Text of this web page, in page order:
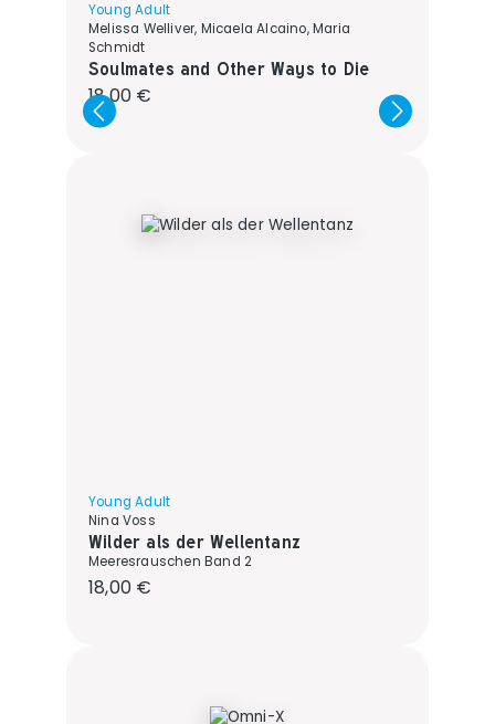
Young Adult
Melissa Welliver, Micaela Alcaino, Maria
Schmidt
Soulmates and Other Ways to Die
Regulärer Preis:
18,00 €
Young Adult
Nina Voss
Wilder als der Wellentanz
Meeresrauschen Band 2
Regulärer Preis:
18,00 €